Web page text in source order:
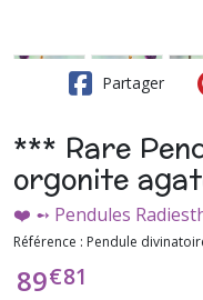
Partager
*** Rare
orgonite
❤️ ➻ Pendules
Référence : Pendule
89€81